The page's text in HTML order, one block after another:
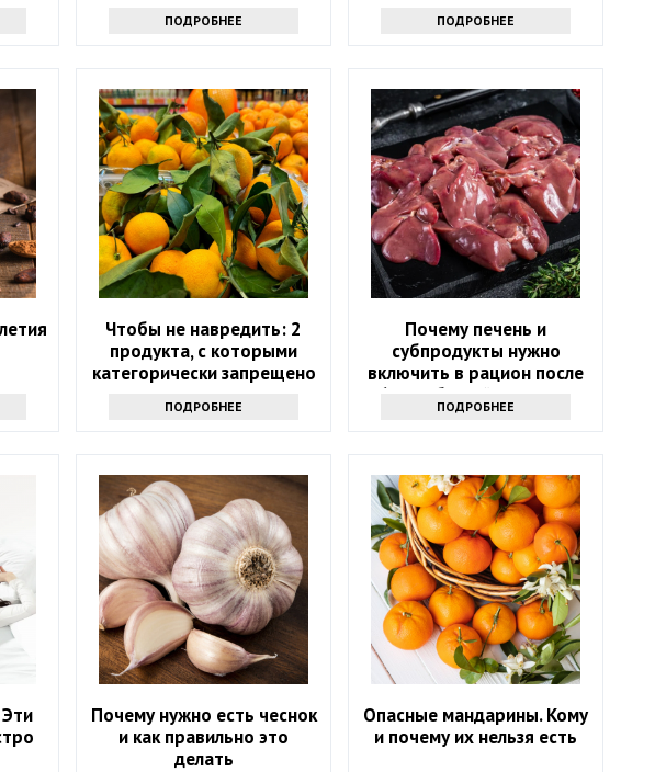
ПОДРОБНЕЕ ПОДРОБНЕЕ
Чтобы не навредить: 2
продукта, с которыми
категорически запрещено
ПОДРОБНЕЕ
Почему печень и
субпродукты нужно
включить в рацион после
60? Забытый источник
силы
ПОДРОБНЕЕ
Почему нужно есть чеснок
и как правильно это
делать
Опасные мандарины. Кому
и почему их нельзя есть